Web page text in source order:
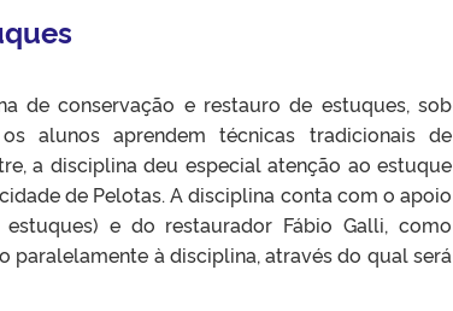
de conservação e restauro de estuques, sob
alunos aprendem técnicas tradicionais de
a disciplina deu especial atenção ao estuque
de Pelotas. A disciplina conta com o apoio
e do restaurador Fábio Galli, como
paralelamente à disciplina, através do qual será